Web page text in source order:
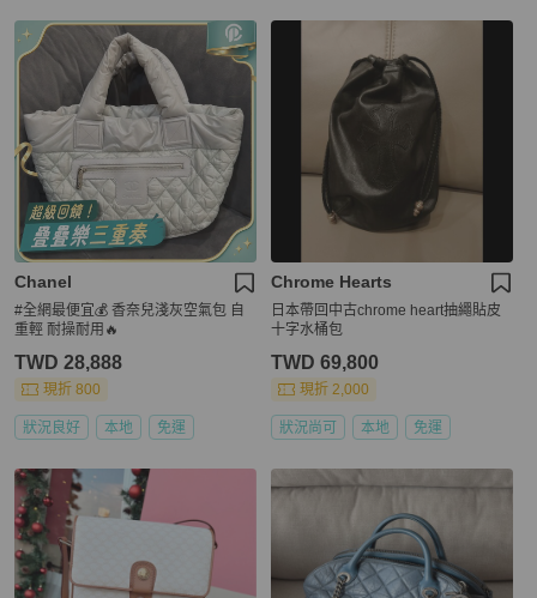
Chanel
#全網最便宜💰 香奈兒淺灰空氣包 自
重輕 耐操耐用🔥
TWD 28,888
現折 800
狀況良好 本地 免運
Chrome Hearts
日本帶回中古chrome heart抽繩貼皮
十字水桶包
TWD 69,800
現折 2,000
狀況尚可 本地 免運